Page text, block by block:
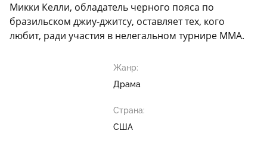
Микки Келли, обладатель черного пояса по
бразильском джиу-джитсу, оставляет тех, кого
любит, ради участия в нелегальном турнире MMA.
Жанр:
Драма
Страна:
США